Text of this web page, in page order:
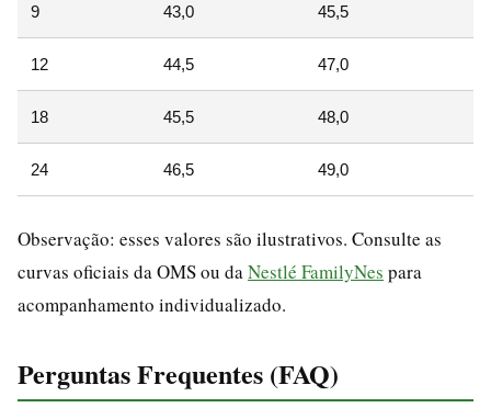
9 43,0 45,5
12 44,5 47,0
18 45,5 48,0
24 46,5 49,0
Observação: esses valores são ilustrativos. Consulte as
curvas oficiais da OMS ou da Nestlé FamilyNes para
acompanhamento individualizado.
Perguntas Frequentes (FAQ)